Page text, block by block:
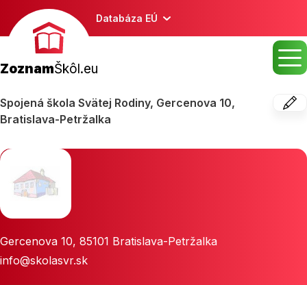
Databáza EÚ
ZoznamŠkôl.eu
Spojená škola Svätej Rodiny, Gercenova 10,
Bratislava-Petržalka
Gercenova 10, 85101 Bratislava-Petržalka
info@skolasvr.sk